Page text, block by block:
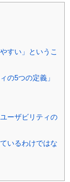
すい」というこ
の5つの定義」
ーザビリティの
いるわけではな